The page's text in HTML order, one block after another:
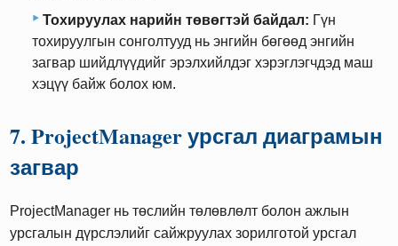
Тохируулах нарийн төвөгтэй байдал: Гүн
тохируулгын сонголтууд нь энгийн бөгөөд энгийн
загвар шийдлүүдийг эрэлхийлдэг хэрэглэгчдэд маш
хэцүү байж болох юм.
7. ProjectManager урсгал диаграмын
загвар
ProjectManager нь төслийн төлөвлөлт болон ажлын
урсгалын дүрслэлийг сайжруулах зорилготой урсгал